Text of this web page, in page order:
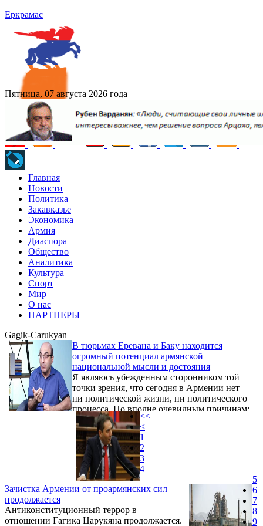
Еркрамас
Пятница, 07 августа 2026 года
Главная
Новости
Политика
Закавказье
Экономика
Армия
Диаспора
Общество
Аналитика
Культура
Спорт
Мир
О нас
ПАРТНЕРЫ
Gagik-Carukyan
В тюрьмах Еревана и Баку находится
огромный потенциал армянской
национальной мысли и достояния
Я являюсь убежденным сторонником той
точки зрения, что сегодня в Армении нет
ни политической жизни, ни политического
процесса. По вполне очевидным причинам:
нет запроса на них, нет политической
мысли ни доминирующей, ни
альтернативной, и нет условий для их
существования. Вместо этого, тем не менее,
есть нечто иное, назовем это общественной
жизнью. Общественная жизнь существовала
даже в концентрационных лагерях.
Зачистка Армении от проармянских сил
продолжается
Антиконституционный террор в
отношении Гагика Царукяна продолжается.
<<
<
1
2
3
4
5
6
7
8
9